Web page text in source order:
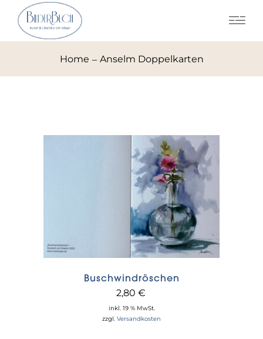
Home Anselm Doppelkarten
Buschwindröschen
2,80 €
inkl. 19 % MwSt.
zzgl. Versandkosten